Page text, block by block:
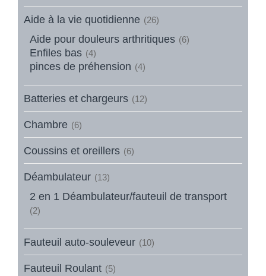
Aide à la vie quotidienne (26)
Aide pour douleurs arthritiques (6)
Enfiles bas (4)
pinces de préhension (4)
Batteries et chargeurs (12)
Chambre (6)
Coussins et oreillers (6)
Déambulateur (13)
2 en 1 Déambulateur/fauteuil de transport
(2)
Fauteuil auto-souleveur (10)
Fauteuil Roulant (5)